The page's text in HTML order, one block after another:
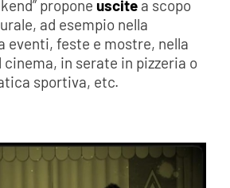
propone uscitea scopo
ad esempio nella
eventi, feste e mostre, nella
in serate in pizzeria o
sportiva, etc.